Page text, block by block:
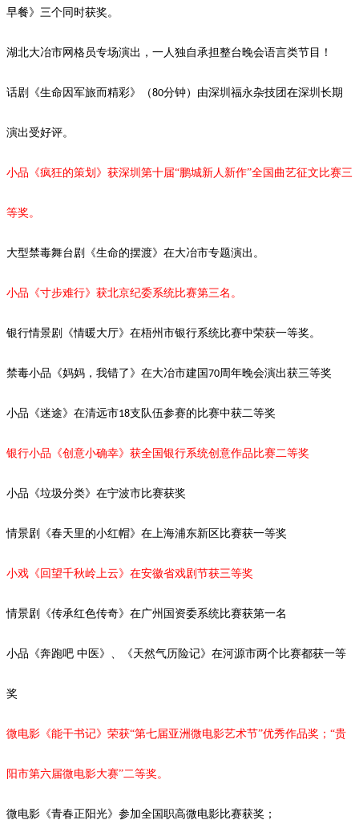
早餐》三个同时获奖。
湖北大冶市网格员专场演出，一人独自承担整台晚会语言类节目！
话剧《生命因军旅而精彩》（80分钟）由深圳福永杂技团在深圳长期
演出受好评。
小品《疯狂的策划》获深圳第十届“鹏城新人新作”全国曲艺征文比赛三
等奖。
大型禁毒舞台剧《生命的摆渡》在大冶市专题演出。
小品《寸步难行》获北京纪委系统比赛第三名。
银行情景剧《情暖大厅》在梧州市银行系统比赛中荣获一等奖。
禁毒小品《妈妈，我错了》在大冶市建国70周年晚会演出获三等奖
小品《迷途》在清远市18支队伍参赛的比赛中获二等奖
银行小品《创意小确幸》获全国银行系统创意作品比赛二等奖
小品《垃圾分类》在宁波市比赛获奖
情景剧《春天里的小红帽》在上海浦东新区比赛获一等奖
小戏《回望千秋岭上云》在安徽省戏剧节获三等奖
情景剧《传承红色传奇》在广州国资委系统比赛获第一名
小品《奔跑吧 中医》、《天然气历险记》在河源市两个比赛都获一等
奖
微电影《能干书记》荣获“第七届亚洲微电影艺术节”优秀作品奖；“贵
阳市第六届微电影大赛”二等奖。
微电影《青春正阳光》参加全国职高微电影比赛获奖；